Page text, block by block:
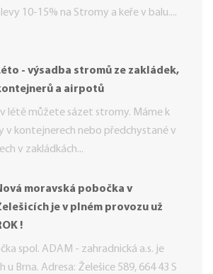
10-15% na Stromy a keře v balu....
- výsadba stromů ze zakládek,
a airpotů
I v létě můžete sázet stromy. Máme k
v kontejnerech nebo předchystané v
v zakládkách...
moravská pobočka v
je v plném provozu už
!
spol. ADAM - zahradnická a.s. je
u Brna. Adresa: Želešice 589, 664 43 S